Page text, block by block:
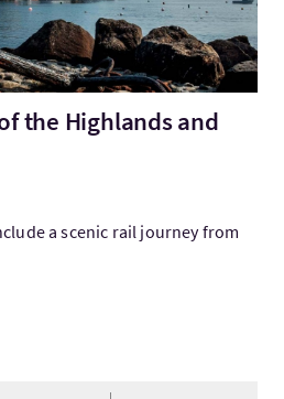
the Highlands and
a scenic rail journey from